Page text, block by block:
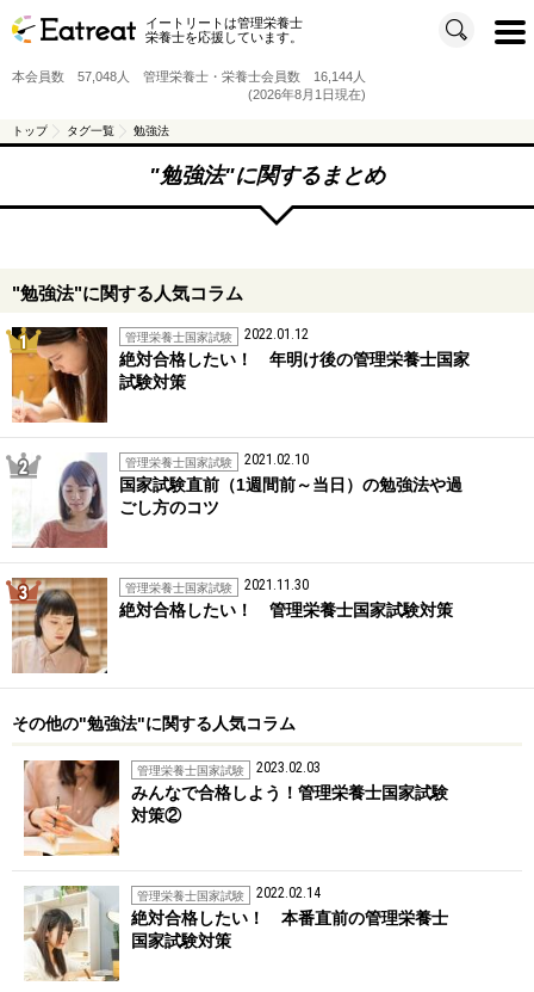
イートリートは管理栄養士
栄養士を応援しています。
t
o
i
o
本会員数 57,048人 管理栄養士・栄養士会員数 16,144人
(2026年8月1日現在)
トップ タグ一覧 勉強法
"勉強法"に関するまとめ
"勉強法"に関する人気コラム
管理栄養士国家試験 2022.01.12
絶対合格したい！ 年明け後の管理栄養士国家
試験対策
1位
管理栄養士国家試験 2021.02.10
国家試験直前（1週間前～当日）の勉強法や過
ごし方のコツ
管理栄養士国家試験 2021.11.30
絶対合格したい！ 管理栄養士国家試験対策
3位
その他の"勉強法"に関する人気コラム
管理栄養士国家試験 2023.02.03
みんなで合格しよう！管理栄養士国家試験
対策②
管理栄養士国家試験 2022.02.14
絶対合格したい！ 本番直前の管理栄養士
国家試験対策